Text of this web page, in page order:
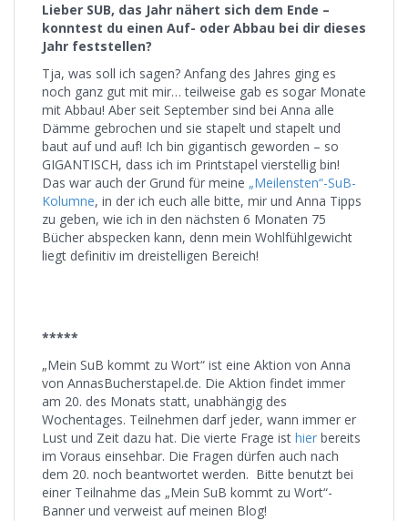
Lieber SUB, das Jahr nähert sich dem Ende –
konntest du einen Auf- oder Abbau bei dir dieses
Jahr feststellen?
Tja, was soll ich sagen? Anfang des Jahres ging es
noch ganz gut mit mir… teilweise gab es sogar Monate
mit Abbau! Aber seit September sind bei Anna alle
Dämme gebrochen und sie stapelt und stapelt und
baut auf und auf! Ich bin gigantisch geworden – so
GIGANTISCH, dass ich im Printstapel vierstellig bin!
Das war auch der Grund für meine „Meilensten“-SuB-
Kolumne, in der ich euch alle bitte, mir und Anna Tipps
zu geben, wie ich in den nächsten 6 Monaten 75
Bücher abspecken kann, denn mein Wohlfühlgewicht
liegt definitiv im dreistelligen Bereich!
*****
„Mein SuB kommt zu Wort“ ist eine Aktion von Anna
von AnnasBucherstapel.de. Die Aktion findet immer
am 20. des Monats statt, unabhängig des
Wochentages. Teilnehmen darf jeder, wann immer er
Lust und Zeit dazu hat. Die vierte Frage ist hier bereits
im Voraus einsehbar. Die Fragen dürfen auch nach
dem 20. noch beantwortet werden. Bitte benutzt bei
einer Teilnahme das „Mein SuB kommt zu Wort“-
Banner und verweist auf meinen Blog!